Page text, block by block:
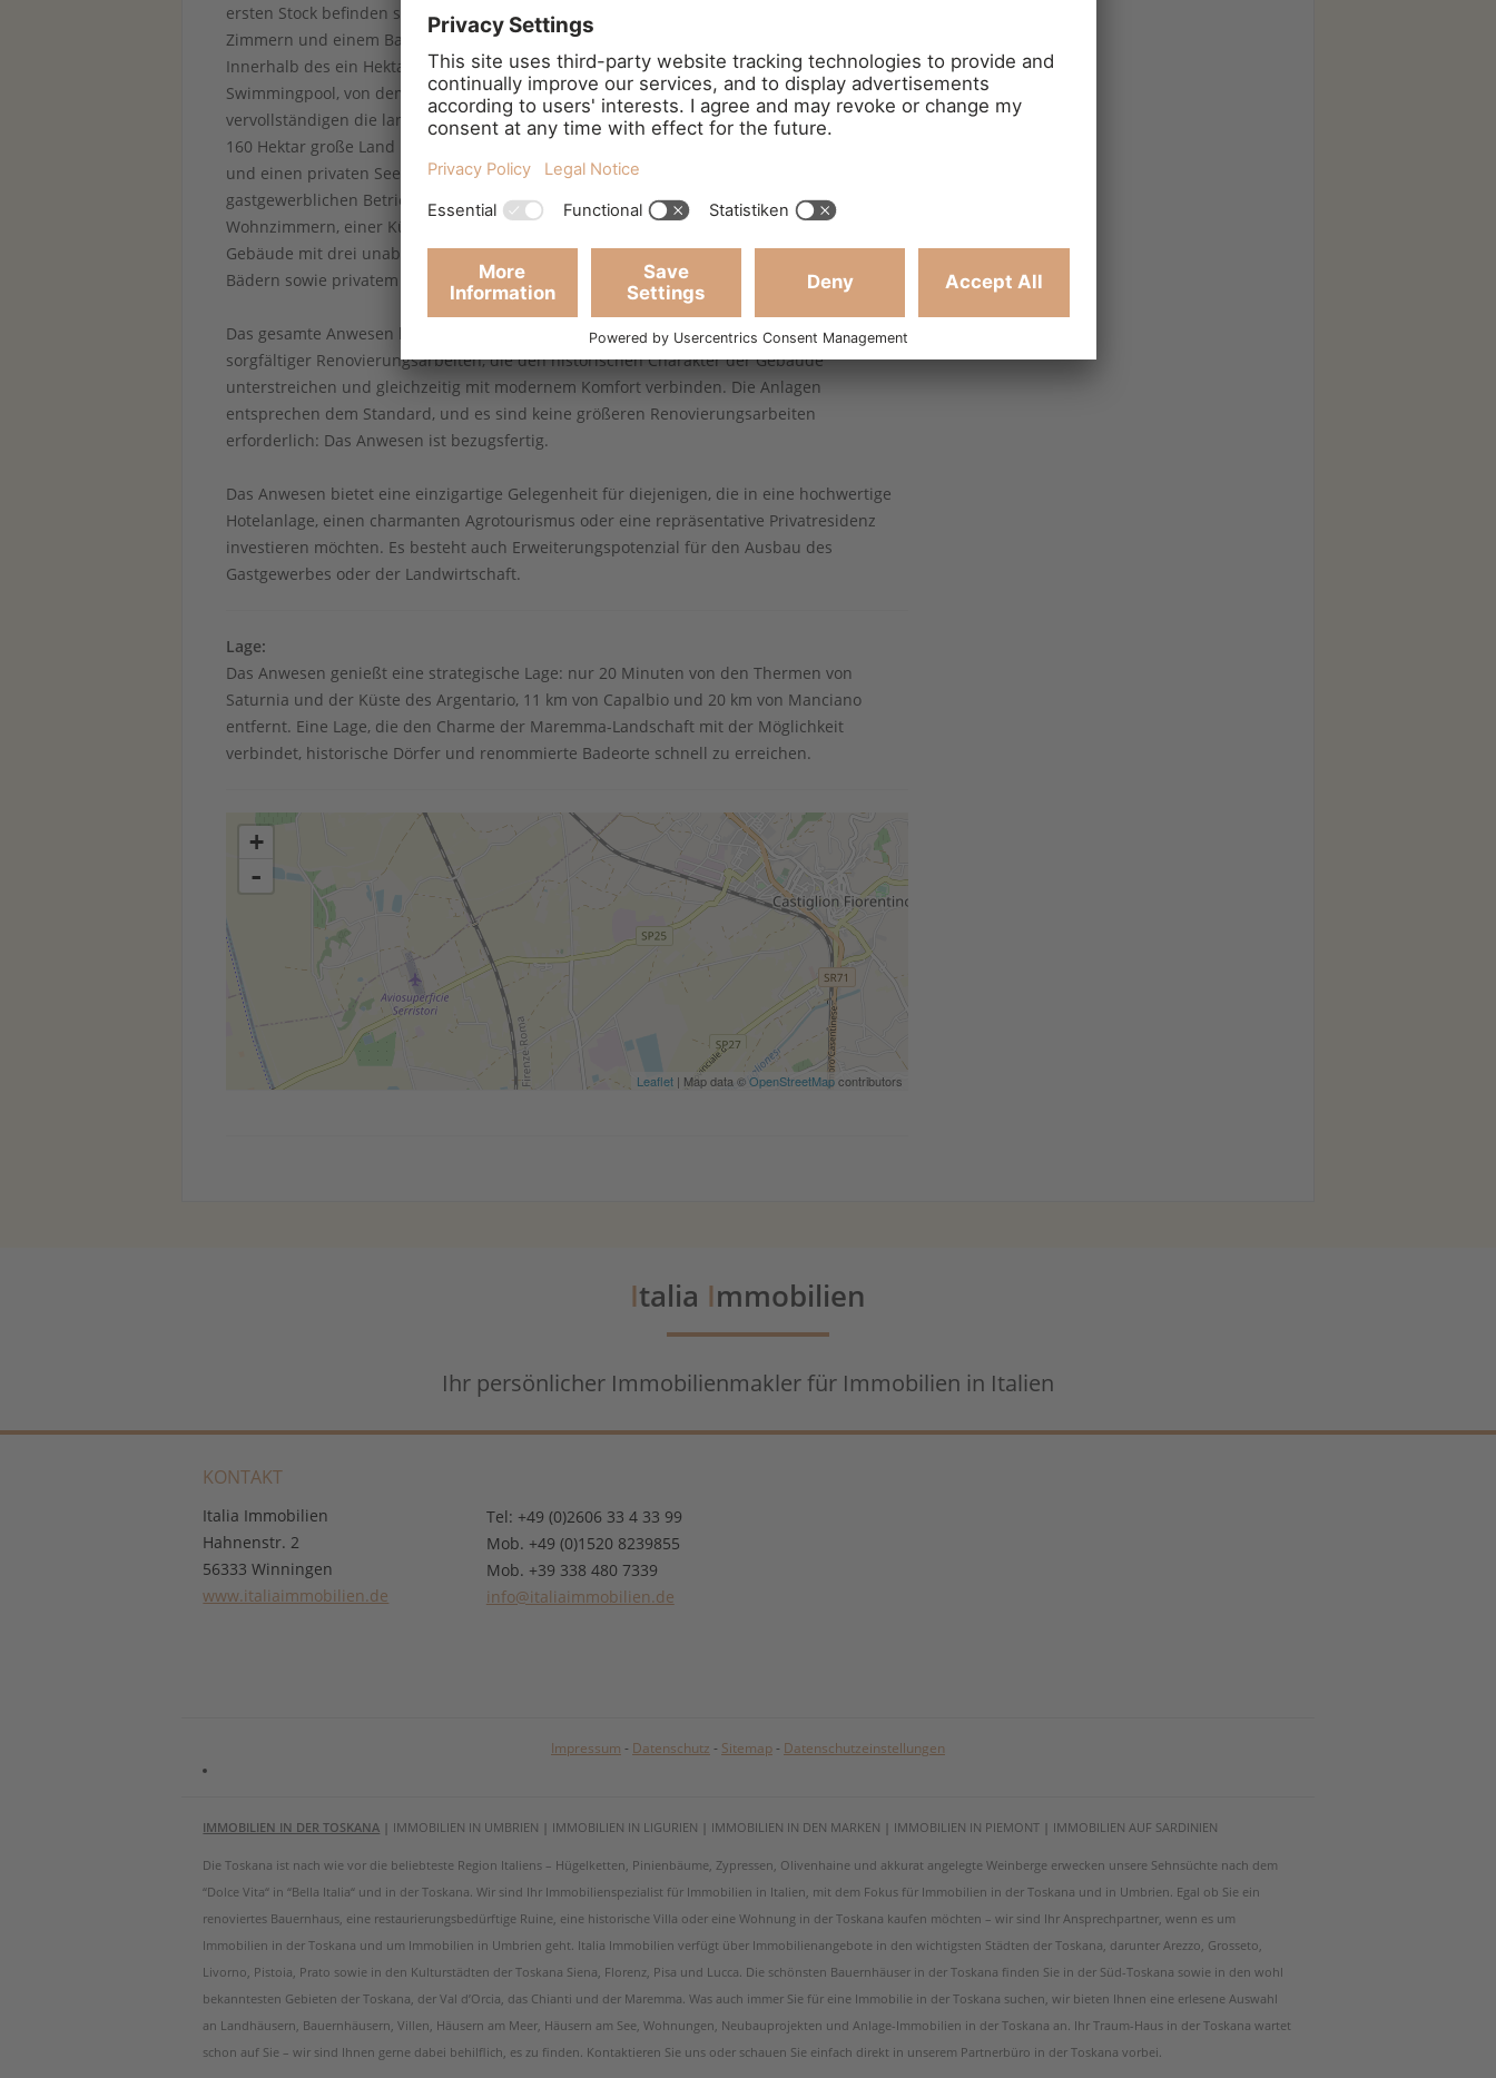
ersten Stock befinden sich drei Doppelzimmer mit eigenem Bad und eine Suite mit drei
Zimmern und einem Badezimmer.
Innerhalb des ein Hektar großen Parks befindet sich ein spektakulärer dreistufiger
Swimmingpool, von dem einer als Whirlpool genutzt wird. Servicegebäude
vervollständigen die landwirtschaftlichen und betrieblichen Aspekte des Anwesens. Das
160 Hektar große Land umfasst Olivenhaine (3 Hektar), Weiden, Wälder, Gärten, Feldwege
und einen privaten See – ideal für einen nachhaltigen landwirtschaftlichen und
gastgewerblichen Betrieb. Der zweite Bereich umfasst ein altes Bauernhaus mit zwei
Wohnzimmern, einer Küche, sieben Schlafzimmern und acht Bädern sowie ein neueres
Gebäude mit drei unabhängigen Suiten, jeweils mit Essbereich, Schlafzimmern und
Bädern sowie privatem Portico.
Das gesamte Anwesen befindet sich in einwandfreiem Zustand. Dies ist das Ergebnis
sorgfältiger Renovierungsarbeiten, die den historischen Charakter der Gebäude
unterstreichen und gleichzeitig mit modernem Komfort verbinden. Die Anlagen
entsprechen dem Standard, und es sind keine größeren Renovierungsarbeiten
erforderlich: Das Anwesen ist bezugsfertig.
Das Anwesen bietet eine einzigartige Gelegenheit für diejenigen, die in eine hochwertige
Hotelanlage, einen charmanten Agrotourismus oder eine repräsentative Privatresidenz
investieren möchten. Es besteht auch Erweiterungspotenzial für den Ausbau des
Gastgewerbes oder der Landwirtschaft.
Lage:
Das Anwesen genießt eine strategische Lage: nur 20 Minuten von den Thermen von
Saturnia und der Küste des Argentario, 11 km von Capalbio und 20 km von Manciano
entfernt. Eine Lage, die den Charme der Maremma-Landschaft mit der Möglichkeit
verbindet, historische Dörfer und renommierte Badeorte schnell zu erreichen.
+
-
Leaflet| Map data ©OpenStreetMapcontributors
Italia Immobilien
Ihr persönlicher Immobilienmakler für Immobilien in Italien
KONTAKT
Italia Immobilien
Hahnenstr. 2
56333 Winningen
www.italiaimmobilien.de
Tel: +49 (0)2606 33 4 33 99
Mob. +49 (0)1520 8239855
Mob. +39 338 480 7339
info@italiaimmobilien.de
Impressum - Datenschutz - Sitemap- Datenschutzeinstellungen
IMMOBILIEN IN DER TOSKANA | IMMOBILIEN IN UMBRIEN | IMMOBILIEN IN LIGURIEN | IMMOBILIEN IN DEN MARKEN | IMMOBILIEN IN PIEMONT | IMMOBILIEN AUF SARDINIEN
Die Toskana ist nach wie vor die beliebteste Region Italiens – Hügelketten, Pinienbäume, Zypressen, Olivenhaine und akkurat angelegte Weinberge erwecken unsere Sehnsüchte nach dem
“Dolce Vita“ in “Bella Italia“ und in der Toskana. Wir sind Ihr Immobilienspezialist für Immobilien in Italien, mit dem Fokus für Immobilien in der Toskana und in Umbrien. Egal ob Sie ein
renoviertes Bauernhaus, eine restaurierungsbedürftige Ruine, eine historische Villa oder eine Wohnung in der Toskana kaufen möchten – wir sind Ihr Ansprechpartner, wenn es um
Immobilien in der Toskana und um Immobilien in Umbrien geht. Italia Immobilien verfügt über Immobilienangebote in den wichtigsten Städten der Toskana, darunter Arezzo, Grosseto,
Livorno, Pistoia, Prato sowie in den Kulturstädten der Toskana Siena, Florenz, Pisa und Lucca. Die schönsten Bauernhäuser in der Toskana finden Sie in der Süd-Toskana sowie in den wohl
bekanntesten Gebieten der Toskana, der Val d’Orcia, das Chianti und der Maremma. Was auch immer Sie für eine Immobilie in der Toskana suchen, wir bieten Ihnen eine erlesene Auswahl
an Landhäusern, Bauernhäusern, Villen, Häusern am Meer, Häusern am See, Wohnungen, Neubauprojekten und Anlage-Immobilien in der Toskana an. Ihr Traum-Haus in der Toskana wartet
schon auf Sie – wir sind Ihnen gerne dabei behilflich, es zu finden. Kontaktieren Sie uns oder schauen Sie einfach direkt in unserem Partnerbüro in der Toskana vorbei.